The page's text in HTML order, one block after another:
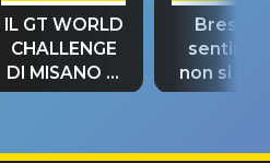
IL GT WORLD
CHALLENGE
DI MISANO si
riconferma
Bresh:
non si
fino alla